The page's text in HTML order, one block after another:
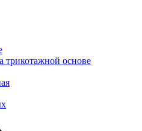
трикотажной основе